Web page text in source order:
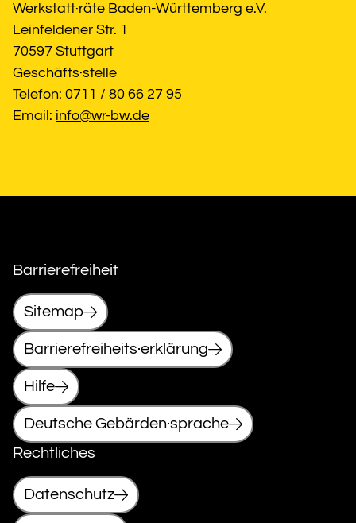
Werkstatt·räte Baden-Württemberg e.V.
Leinfeldener Str. 1
70597 Stuttgart
Geschäfts·stelle
Telefon: 0711 / 80 66 27 95
Email: info@wr-bw.de
Barrierefreiheit
Sitemap
Barrierefreiheits·erklärung
Hilfe
Deutsche Gebärden·sprache
Rechtliches
Datenschutz